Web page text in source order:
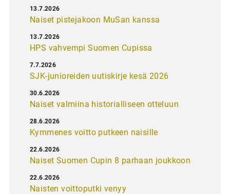
Naiset pistejakoon MuSan kanssa
13.7.2026
HPS vahvempi Suomen Cupissa
13.7.2026
SJK-junioreiden uutiskirje kesä 2026
7.7.2026
Naiset valmiina historialliseen otteluun
30.6.2026
Kymmenes voitto putkeen naisille
28.6.2026
Naiset Suomen Cupin 8 parhaan joukkoon
22.6.2026
Naisten voittoputki venyy
22.6.2026